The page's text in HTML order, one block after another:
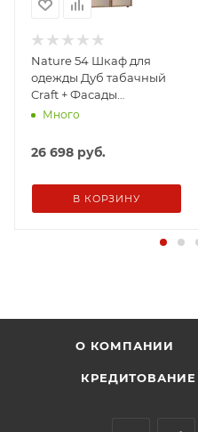
Nature 54 Шкаф для
одежды Дуб табачный
Craft + Фасады
Зеркало+Стандарт
Много
26 698 руб.
В КОРЗИНУ
О КОМПАНИИ
КРЕДИТОВАНИЕ